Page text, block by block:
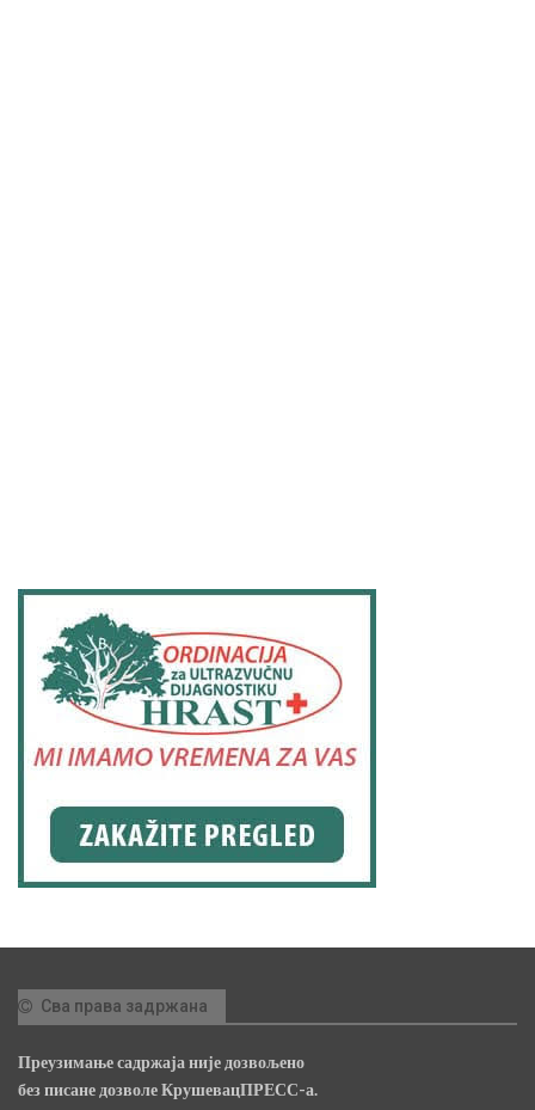
Сва права задржана
Преузимање садржаја није дозвољено
без писане дозволе КрушевацПРЕСС-а.